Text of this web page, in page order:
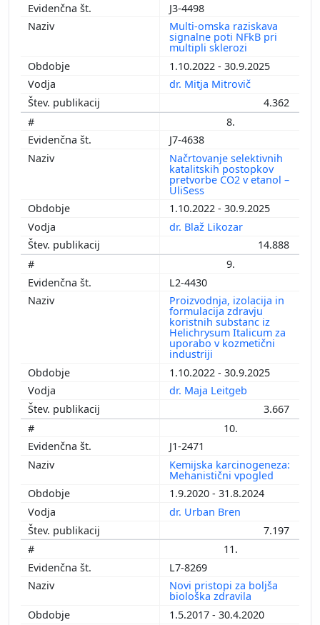
J3-4498
Multi-omska raziskava
signalne poti NFkB pri
multipli sklerozi
1.10.2022 - 30.9.2025
dr. Mitja Mitrovič
4.362
8.
J7-4638
Načrtovanje selektivnih
katalitskih postopkov
pretvorbe CO2 v etanol –
UliSess
1.10.2022 - 30.9.2025
dr. Blaž Likozar
14.888
9.
L2-4430
Proizvodnja, izolacija in
formulacija zdravju
koristnih substanc iz
Helichrysum Italicum za
uporabo v kozmetični
industriji
1.10.2022 - 30.9.2025
dr. Maja Leitgeb
3.667
10.
J1-2471
Kemijska karcinogeneza:
Mehanistični vpogled
1.9.2020 - 31.8.2024
dr. Urban Bren
7.197
11.
L7-8269
Novi pristopi za boljša
biološka zdravila
1.5.2017 - 30.4.2020